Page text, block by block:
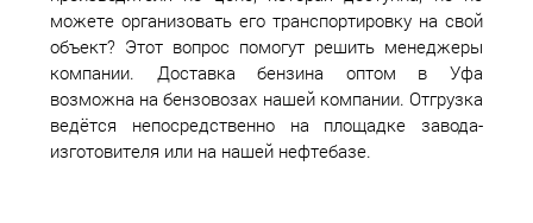
можете организовать его транспортировку на свой
объект? Этот вопрос помогут решить менеджеры
компании. Доставка бензина оптом в Уфа
возможна на бензовозах нашей компании. Отгрузка
ведётся непосредственно на площадке завода-
изготовителя или на нашей нефтебазе.